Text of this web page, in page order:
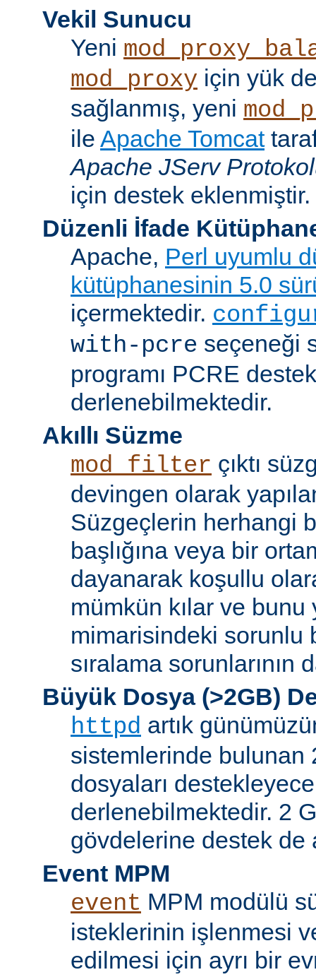
Vekil Sunucu
Yeni
mod_proxy için yük
sağlanmış, yeni
ile Apache Tomcat
Apache JServ
için destek eklenmiştir.
Düzenli İfade
Apache, Perl uyumlu
kütüphanesinin 5.0
içermektedir.
with-pcre seçeneği
programı PCRE
derlenebilmektedir.
Akıllı Süzme
mod_filter çıktı
devingen olarak
Süzgeçlerin herhangi
başlığına veya bir
dayanarak koşullu
mümkün kılar ve
mimarisindeki sorunlu
sıralama sorunlarının
Büyük Dosya (>2GB)
httpd artık
sistemlerinde bulunan
dosyaları
derlenebilmektedir. 2
gövdelerine destek de
Event MPM
event MPM modülü
isteklerinin işlenmesi
edilmesi için ayrı bir